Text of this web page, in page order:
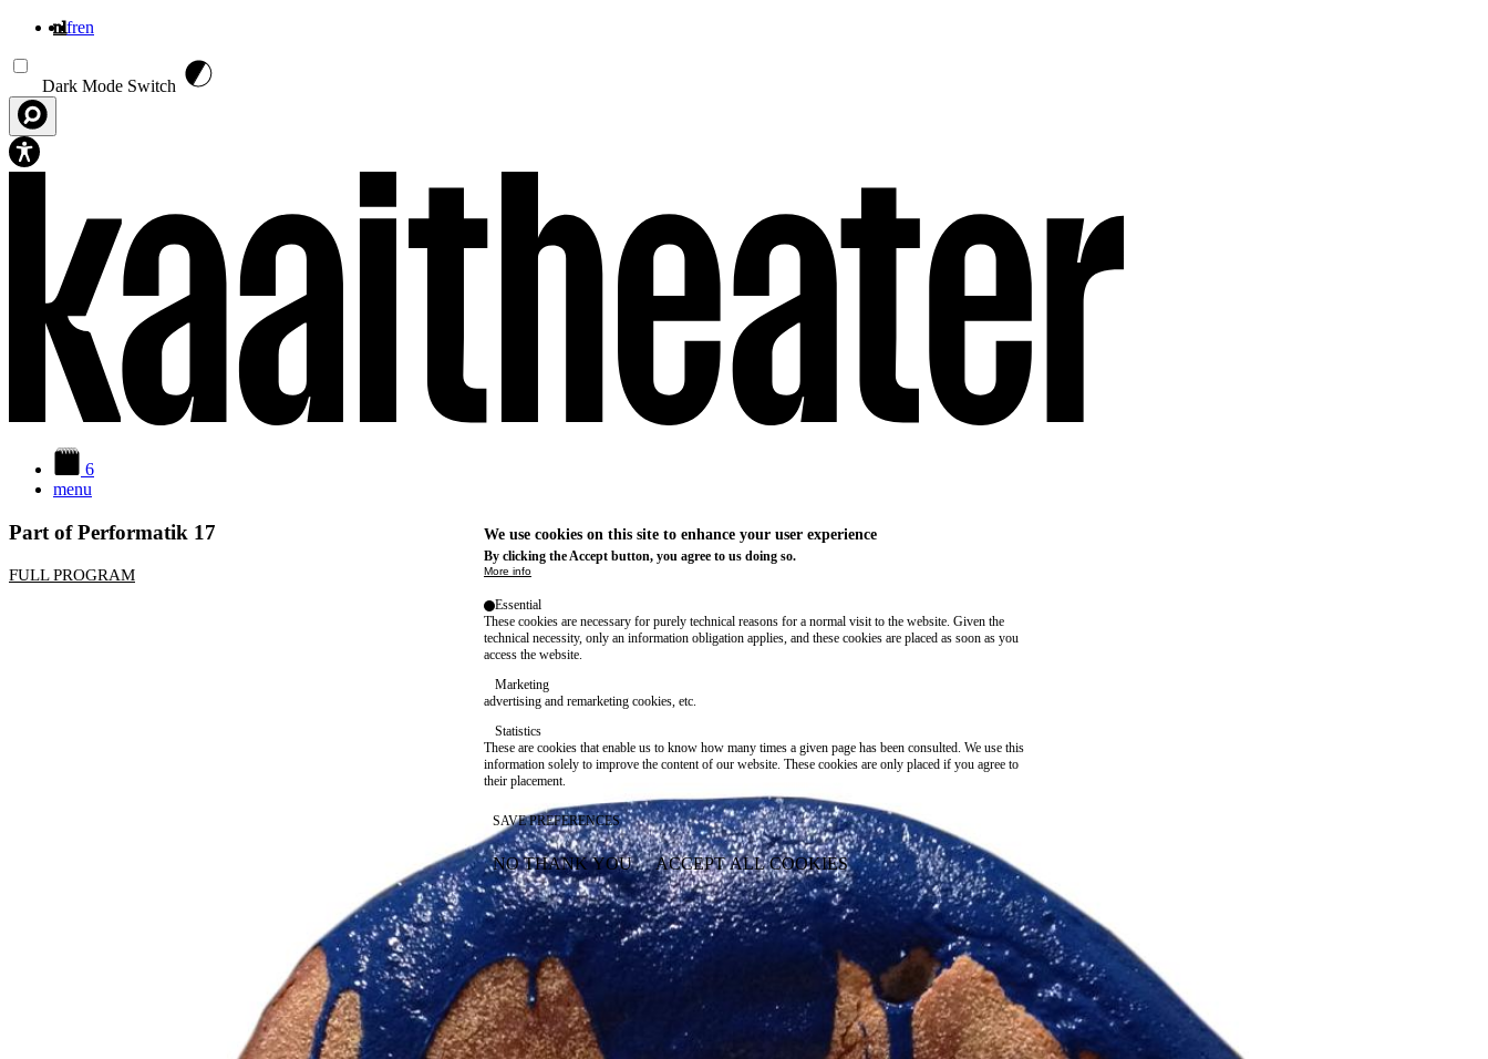
nlfren
Dark Mode Switch
6
menu
Part of Performatik 17
FULL PROGRAM
We use cookies on this site to enhance your user experience
By clicking the Accept button, you agree to us doing so.
More info
Essential
These cookies are necessary for purely technical reasons for a normal visit to the website. Given the
technical necessity, only an information obligation applies, and these cookies are placed as soon as you
access the website.
Marketing
advertising and remarketing cookies, etc.
Statistics
These are cookies that enable us to know how many times a given page has been consulted. We use this
information solely to improve the content of our website. These cookies are only placed if you agree to
their placement.
SAVE PREFERENCES
NO THANK YOU ACCEPT ALL COOKIES
WITHDRAW CONSENT